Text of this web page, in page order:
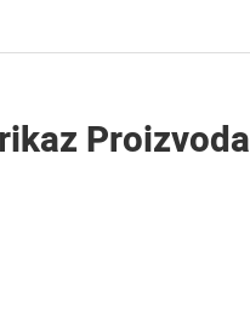
Proizvoda